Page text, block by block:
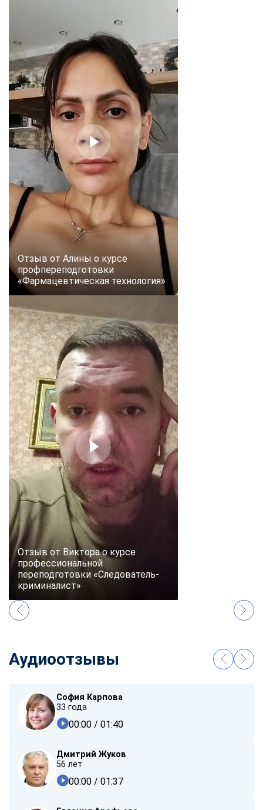
Отзыв от Алины о курсе
профпереподготовки
«Фармацевтическая технология»
Отзыв от Виктора о курсе
профессиональной
переподготовки «Следователь-
криминалист»
Аудиоотзывы
София Карпова
33 года
00:00 / 01:40
Дмитрий Жуков
56 лет
00:00 / 01:37